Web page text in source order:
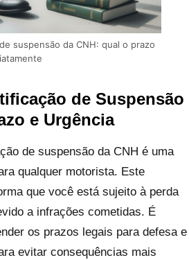
suspensão da CNH: qual o prazo
de Suspensão
e Urgência
de suspensão da CNH é uma
qualquer motorista. Este
que você está sujeito à perda
a infrações cometidas. É
os prazos legais para defesa e
evitar consequências mais